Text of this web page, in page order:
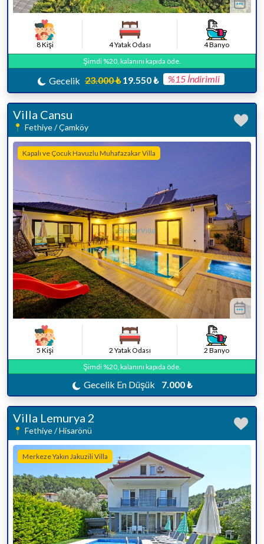
8 Kişi 4 Yatak Odası
4 Banyo
Şimdi %20, kalanını kapıda öde.
Gecelik 23.000 ₺ 19.550 ₺ %15 İndirimli
Villa Cansu
Fethiye / Çamköy
Kapalı ve Çocuk Havuzlu Muhafazakar Villa
5 Kişi 2 Yatak Odası
2 Banyo
Şimdi %20, kalanını kapıda öde.
Gecelik En Düşük 7.000 ₺
Villa Lemurya 2
Fethiye / Hisarönü
Merkeze Yakın Jakuzili Villa